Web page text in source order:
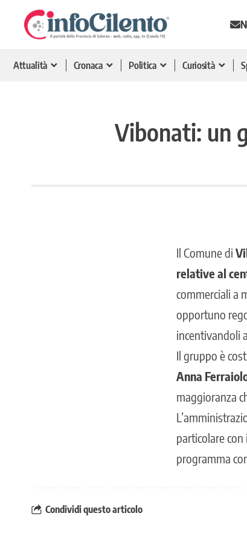
Attualità Cronaca Politica Curiosità
Vibonati: un
Il Comune di
relative al
commerciali a
opportuno
incentivandoli
Il gruppo è
Anna
maggioranza
particolare
programma
Condividi questo articolo